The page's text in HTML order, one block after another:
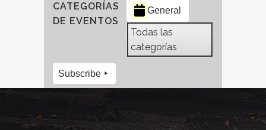
CATEGORÍAS
DE EVENTOS
General
Todas las
categorías
Subscribe